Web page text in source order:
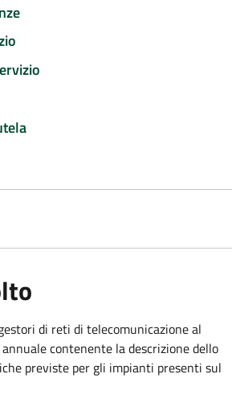
di reti di telecomunicazione al
contenente la descrizione dello
previste per gli impianti presenti sul